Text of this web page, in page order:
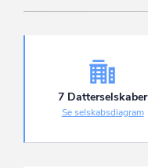
7 Datterselskaber
Se selskabsdiagram